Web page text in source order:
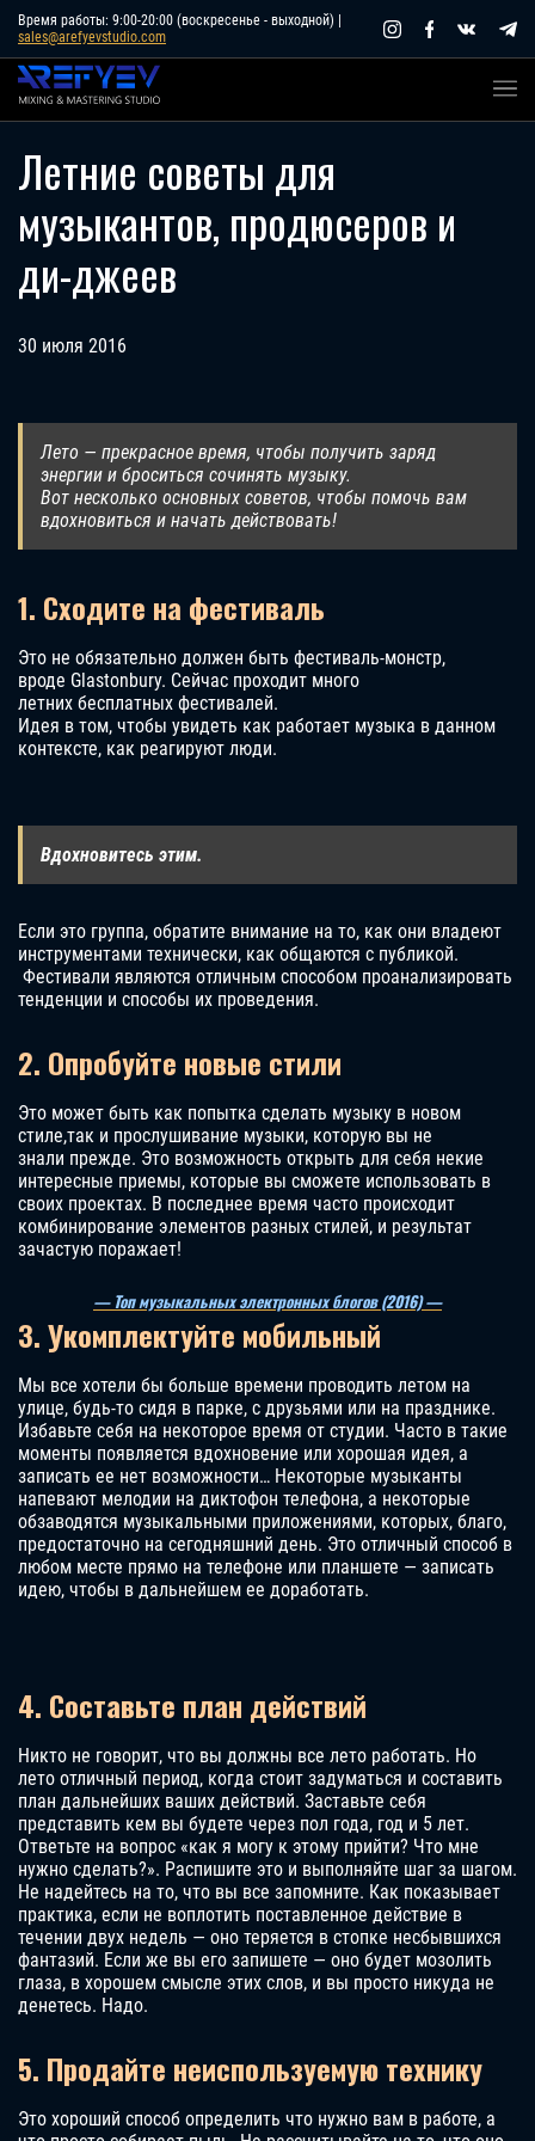
Skip
content
Время работы: 9:00-20:00 (воскресенье - выходной) |
sales@arefyevstudio.com
Летние советы для
музыкантов, продюсеров и
ди-джеев
30 июля 2016
Лето — прекрасное время, чтобы получить заряд
энергии и броситься сочинять музыку.
Вот несколько основных советов, чтобы помочь вам
вдохновиться и начать действовать!
1. Сходите на фестиваль
Это не обязательно должен быть фестиваль-монстр,
вроде Glastonbury. Сейчас проходит много
летних бесплатных фестивалей.
Идея в том, чтобы увидеть как работает музыка в данном
контексте, как реагируют люди.
Вдохновитесь этим.
Если это группа, обратите внимание на то, как они владеют
инструментами технически, как общаются с публикой.
Фестивали являются отличным способом проанализировать
тенденции и способы их проведения.
2. Опробуйте новые стили
Это может быть как попытка сделать музыку в новом
стиле,так и прослушивание музыки, которую вы не
знали прежде. Это возможность открыть для себя некие
интересные приемы, которые вы сможете использовать в
своих проектах. В последнее время часто происходит
комбинирование элементов разных стилей, и результат
зачастую поражает!
— Топ музыкальных электронных блогов (2016) —
3. Укомплектуйте мобильный
Мы все хотели бы больше времени проводить летом на
улице, будь-то сидя в парке, с друзьями или на празднике.
Избавьте себя на некоторое время от студии. Часто в такие
моменты появляется вдохновение или хорошая идея, а
записать ее нет возможности… Некоторые музыканты
напевают мелодии на диктофон телефона, а некоторые
обзаводятся музыкальными приложениями, которых, благо,
предостаточно на сегодняшний день. Это отличный способ в
любом месте прямо на телефоне или планшете — записать
идею, чтобы в дальнейшем ее доработать.
4. Составьте план действий
Никто не говорит, что вы должны все лето работать. Но
лето отличный период, когда стоит задуматься и составить
план дальнейших ваших действий. Заставьте себя
представить кем вы будете через пол года, год и 5 лет.
Ответьте на вопрос «как я могу к этому прийти? Что мне
нужно сделать?». Распишите это и выполняйте шаг за шагом.
Не надейтесь на то, что вы все запомните. Как показывает
практика, если не воплотить поставленное действие в
течении двух недель — оно теряется в стопке несбывшихся
фантазий. Если же вы его запишете — оно будет мозолить
глаза, в хорошем смысле этих слов, и вы просто никуда не
денетесь. Надо.
5. Продайте неиспользуемую технику
Это хороший способ определить что нужно вам в работе, а